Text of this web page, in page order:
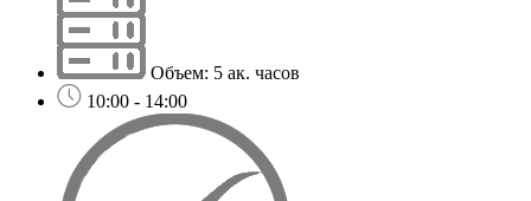
Объем: 5 ак. часов
10:00 - 14:00